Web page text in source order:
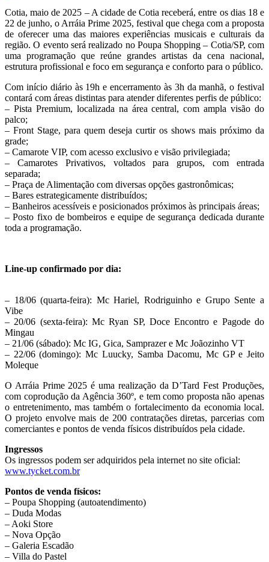
Cotia, maio de 2025 – A cidade de Cotia receberá, entre os dias 18 e
22 de junho, o Arráia Prime 2025, festival que chega com a proposta
de oferecer uma das maiores experiências musicais e culturais da
região. O evento será realizado no Poupa Shopping – Cotia/SP, com
uma programação que reúne grandes artistas da cena nacional,
estrutura profissional e foco em segurança e conforto para o público.
Com início diário às 19h e encerramento às 3h da manhã, o festival
contará com áreas distintas para atender diferentes perfis de público:
– Pista Premium, localizada na área central, com ampla visão do
palco;
– Front Stage, para quem deseja curtir os shows mais próximo da
grade;
– Camarote VIP, com acesso exclusivo e visão privilegiada;
– Camarotes Privativos, voltados para grupos, com entrada
separada;
– Praça de Alimentação com diversas opções gastronômicas;
– Bares estrategicamente distribuídos;
– Banheiros acessíveis e posicionados próximos às principais áreas;
– Posto fixo de bombeiros e equipe de segurança dedicada durante
toda a programação.
Line-up confirmado por dia:
– 18/06 (quarta-feira): Mc Hariel, Rodriguinho e Grupo Sente a
Vibe
– 20/06 (sexta-feira): Mc Ryan SP, Doce Encontro e Pagode do
Mingau
– 21/06 (sábado): Mc IG, Gica, Samprazer e Mc Joãozinho VT
– 22/06 (domingo): Mc Luucky, Samba Dacomu, Mc GP e Jeito
Moleque
O Arráia Prime 2025 é uma realização da D’Tard Fest Produções,
com coprodução da Agência 360º, e tem como proposta não apenas
o entretenimento, mas também o fortalecimento da economia local.
O projeto envolve mais de 200 contratações diretas, parcerias com
comerciantes e pontos de venda físicos distribuídos pela cidade.
Ingressos
Os ingressos podem ser adquiridos pela internet no site oficial:
www.tycket.com.br
Pontos de venda físicos:
– Poupa Shopping (autoatendimento)
– Duda Modas
– Aoki Store
– Nova Opção
– Galeria Escadão
– Villa do Pastel